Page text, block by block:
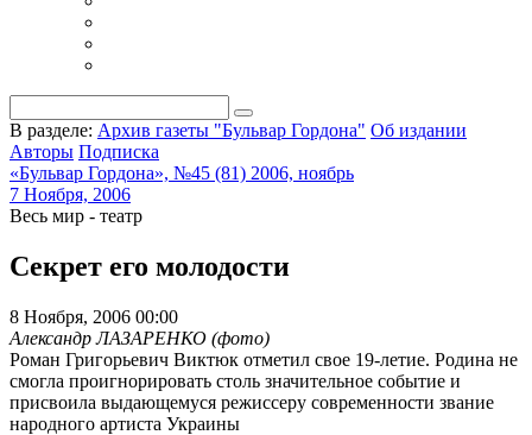
В разделе: Архив газеты "Бульвар Гордона" Об издании
Авторы Подписка
«Бульвар Гордона», №45 (81) 2006, ноябрь
7 Ноября, 2006
Весь мир - театр
Секрет его молодости
8 Ноября, 2006 00:00
Александр ЛАЗАРЕНКО (фото)
Роман Григорьевич Виктюк отметил свое 19-летие. Родина не
смогла проигнорировать столь значительное событие и
присвоила выдающемуся режиссеру современности звание
народного артиста Украины